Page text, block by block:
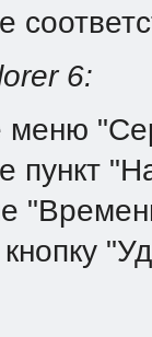
6:
пункт